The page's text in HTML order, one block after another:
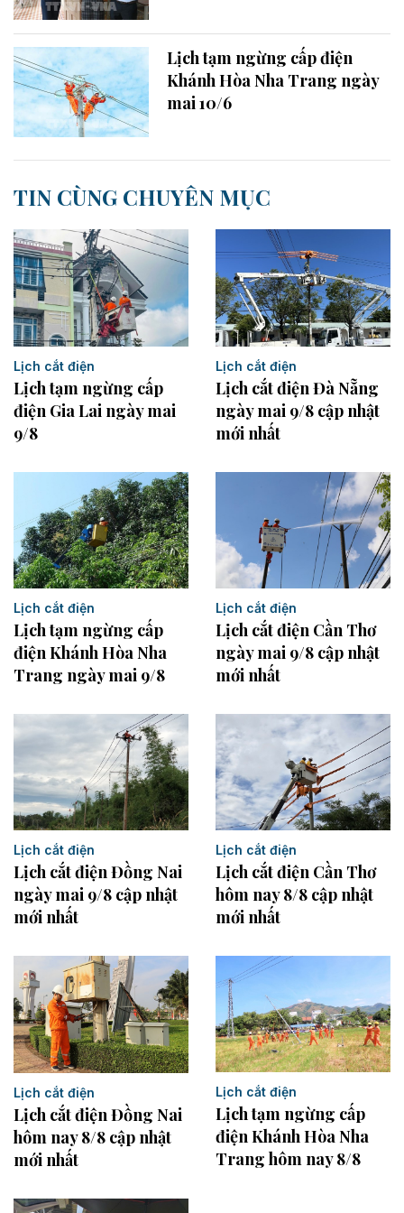
Lịch tạm ngừng cấp điện
Khánh Hòa Nha Trang ngày
mai 10/6
TIN CÙNG CHUYÊN MỤC
Lịch cắt điện
Lịch tạm ngừng cấp
điện Gia Lai ngày mai
9/8
Lịch cắt điện
Lịch cắt điện Đà Nẵng
ngày mai 9/8 cập nhật
mới nhất
Lịch cắt điện
Lịch tạm ngừng cấp
điện Khánh Hòa Nha
Trang ngày mai 9/8
Lịch cắt điện
Lịch cắt điện Cần Thơ
ngày mai 9/8 cập nhật
mới nhất
Lịch cắt điện
Lịch cắt điện Đồng Nai
ngày mai 9/8 cập nhật
mới nhất
Lịch cắt điện
Lịch cắt điện Cần Thơ
hôm nay 8/8 cập nhật
mới nhất
Lịch cắt điện
Lịch cắt điện Đồng Nai
hôm nay 8/8 cập nhật
mới nhất
Lịch cắt điện
Lịch tạm ngừng cấp
điện Khánh Hòa Nha
Trang hôm nay 8/8